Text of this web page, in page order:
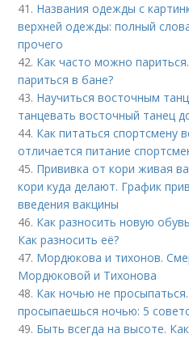
41. Названия одежды с
верхней одежды: полный
прочего
42. Как часто можно
париться в бане?
43. Научиться восточным
танцевать восточный танец
44. Как питаться спортсмену
отличается питание
45. Прививка от кори живая
кори куда делают. График
введения вакцины
46. Как разносить новую
Как разносить её?
47. Мордюкова и тихонов.
Мордюковой и Тихонова
48. Как ночью не
просыпаешься ночью: 5
49. Быть всегда на высоте.